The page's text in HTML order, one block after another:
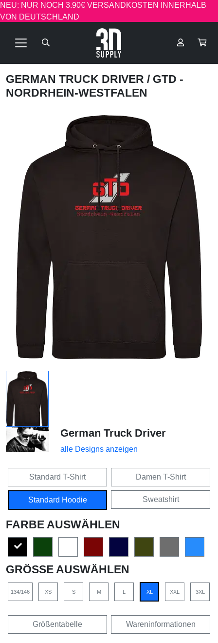
NEU: NUR NOCH 3.90€ VERSANDKOSTEN INNERHALB
VON DEUTSCHLAND
GERMAN TRUCK DRIVER / GTD -
NORDRHEIN-WESTFALEN
German Truck Driver
alle Designs anzeigen
Standard T-Shirt Damen T-Shirt
Standard Hoodie Sweatshirt
FARBE AUSWÄHLEN
GRÖSSE AUSWÄHLEN
134/146 XS S M L XL XXL 3XL
Größentabelle Wareninformationen